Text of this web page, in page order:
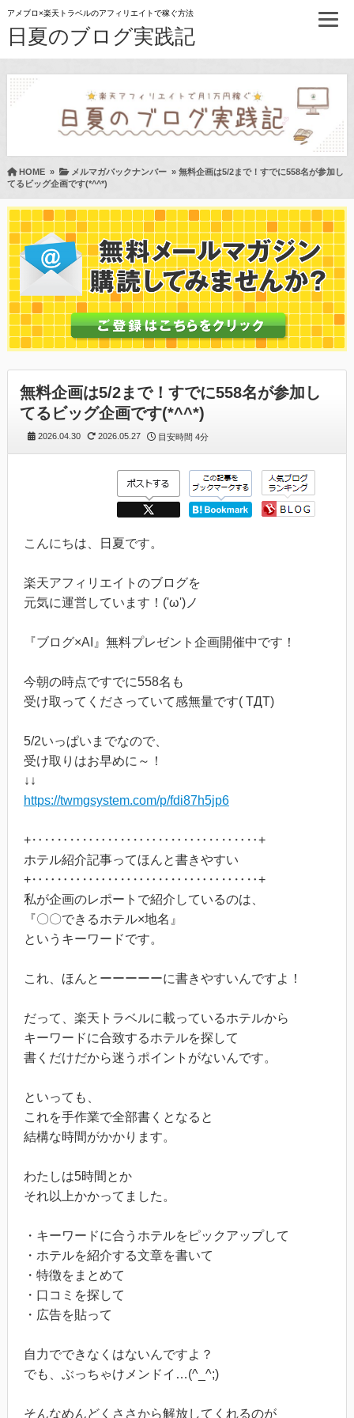
アメブロ×楽天トラベルのアフィリエイトで稼ぐ方法
日夏のブログ実践記
HOME» メルマガバックナンバー» 無料企画は5/2まで！すでに558名が参加し
てるビッグ企画です(*^^*)
無料企画は5/2まで！すでに558名が参加し
てるビッグ企画です(*^^*)
2026.04.30 2026.05.27 目安時間 4分
こんにちは、日夏です。
楽天アフィリエイトのブログを
元気に運営しています！('ω')ノ
『ブログ×AI』無料プレゼント企画開催中です！
今朝の時点ですでに558名も
受け取ってくださっていて感無量です( TДT)
5/2いっぱいまでなので、
受け取りはお早めに～！
↓↓
https://twmgsystem.com/p/fdi87h5jp6
+‥‥‥‥‥‥‥‥‥‥‥‥‥‥‥‥‥‥+
ホテル紹介記事ってほんと書きやすい
+‥‥‥‥‥‥‥‥‥‥‥‥‥‥‥‥‥‥+
私が企画のレポートで紹介しているのは、
『〇〇できるホテル×地名』
というキーワードです。
これ、ほんとーーーーーに書きやすいんですよ！
だって、楽天トラベルに載っているホテルから
キーワードに合致するホテルを探して
書くだけだから迷うポイントがないんです。
といっても、
これを手作業で全部書くとなると
結構な時間がかかります。
わたしは5時間とか
それ以上かかってました。
・キーワードに合うホテルをピックアップして
・ホテルを紹介する文章を書いて
・特徴をまとめて
・口コミを探して
・広告を貼って
自力でできなくはないんですよ？
でも、ぶっちゃけメンドイ…(^_^;)
そんなめんどくささから解放してくれるのが